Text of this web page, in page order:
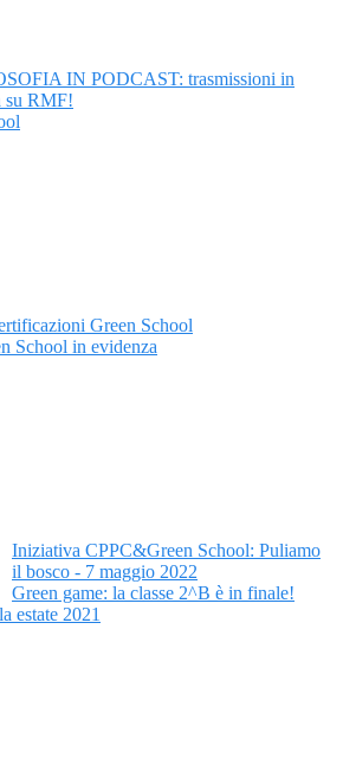
IN PODCAST: trasmissioni in
su RMF!
Green School
School in evidenza
Iniziativa CPPC&Green School: Puliamo
il bosco - 7 maggio 2022
Green game: la classe 2^B è in finale!
estate 2021